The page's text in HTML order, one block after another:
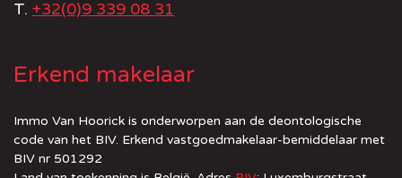
T. +32(0)9 339 08 31
Erkend makelaar
Immo Van Hoorick is onderworpen aan de deontologische
code van het BIV. Erkend vastgoedmakelaar-bemiddelaar met
BIV nr 501292